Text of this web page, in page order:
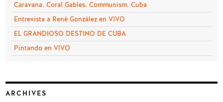
Caravana. Coral Gables. Communism. Cuba
Entrevista a René González en VIVO
EL GRANDIOSO DESTINO DE CUBA
Pintando en VIVO
ARCHIVES